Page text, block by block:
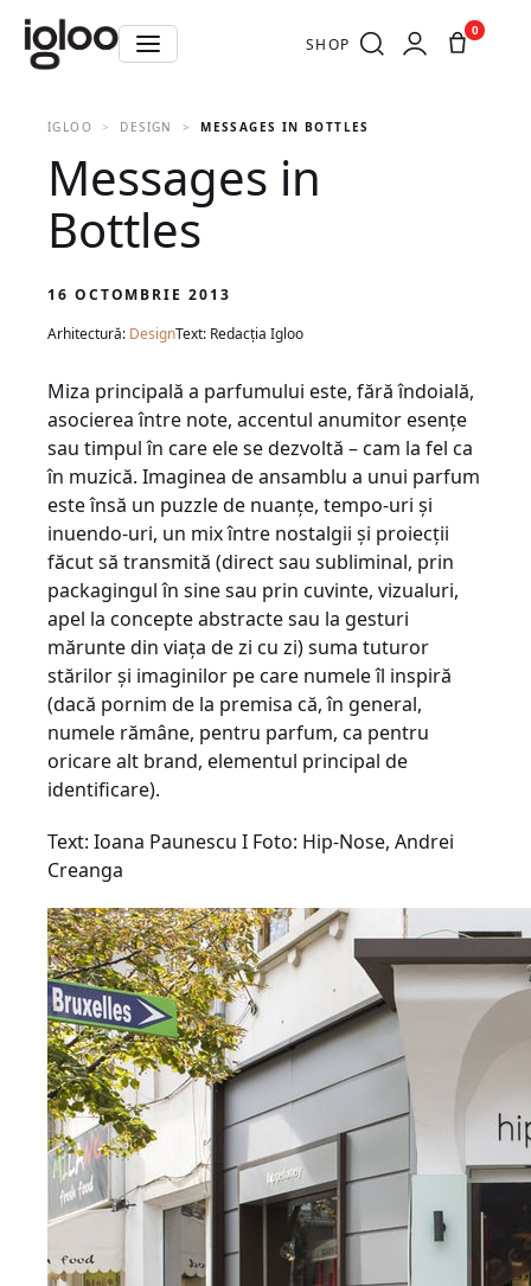
SHOP
0
IGLOO DESIGN MESSAGES IN BOTTLES
Messages in
Bottles
16 OCTOMBRIE 2013
Arhitectură: DesignText: Redacția Igloo
Miza principală a parfumului este, fără îndoială,
asocierea între note, accentul anumitor esenţe
sau timpul în care ele se dezvoltă – cam la fel ca
în muzică. Imaginea de ansamblu a unui parfum
este însă un puzzle de nuanţe, tempo-uri şi
inuendo-uri, un mix între nostalgii şi proiecţii
făcut să transmită (direct sau subliminal, prin
packagingul în sine sau prin cuvinte, vizualuri,
apel la concepte abstracte sau la gesturi
mărunte din viaţa de zi cu zi) suma tuturor
stărilor şi imaginilor pe care numele îl inspiră
(dacă pornim de la premisa că, în general,
numele rămâne, pentru parfum, ca pentru
oricare alt brand, elementul principal de
identificare).
Text: Ioana Paunescu I Foto: Hip-Nose, Andrei
Creanga